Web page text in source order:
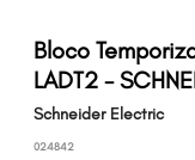
Bloco
LADT2 -
Schneider Electric
024842